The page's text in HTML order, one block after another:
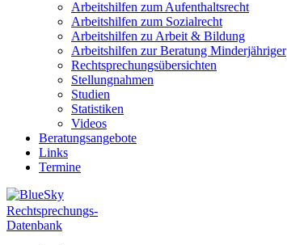
Arbeitshilfen zum Aufenthaltsrecht
Arbeitshilfen zum Sozialrecht
Arbeitshilfen zu Arbeit & Bildung
Arbeitshilfen zur Beratung Minderjähriger
Rechtsprechungsübersichten
Stellungnahmen
Studien
Statistiken
Videos
Beratungsangebote
Links
Termine
Rechtsprechungs-
Datenbank